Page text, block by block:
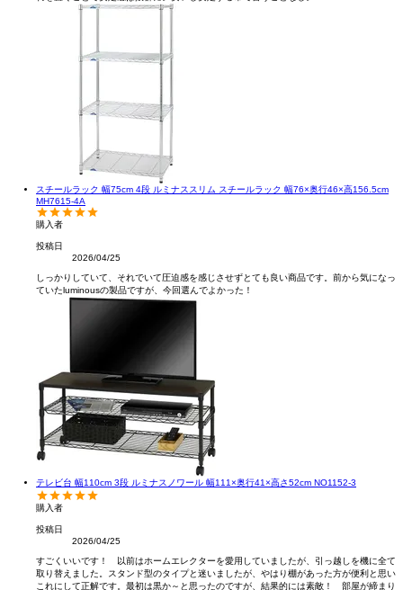
スチールラック 幅75cm 4段 ルミナススリム スチールラック 幅76×奥行46×高156.5cm
MH7615-4A
購入者
投稿日
2026/04/25
しっかりしていて、それでいて圧迫感を感じさせずとても良い商品です。前から気になっ
ていたluminousの製品ですが、今回選んでよかった！
テレビ台 幅110cm 3段 ルミナスノワール 幅111×奥行41×高さ52cm NO1152-3
購入者
投稿日
2026/04/25
すごくいいです！　以前はホームエレクターを愛用していましたが、引っ越しを機に全て
取り替えました。スタンド型のタイプと迷いましたが、やはり棚があった方が便利と思い
これにして正解です。最初は黒か～と思ったのですが、結果的には素敵！　部屋が締まり